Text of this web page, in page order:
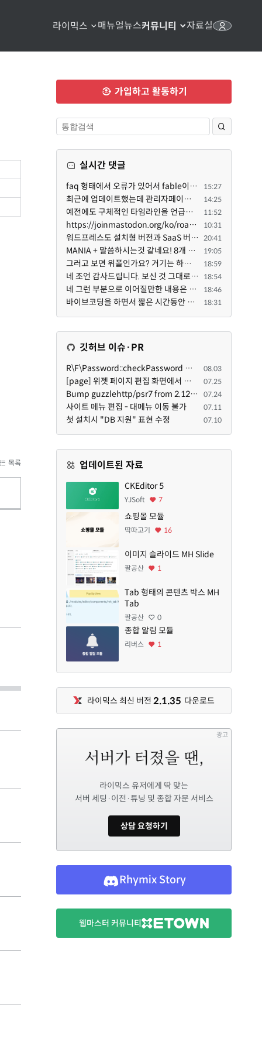
라이믹스 매뉴얼뉴스커뮤니티 자료실
목록
가입하고 활동하기
실시간 댓글
faq 형태에서 오류가 있어서 fable이 수정해 주었습니다. 참고하세요. 증상 FAQ형 목록에서 항목을 펼치면 ... 15:27
최근에 업데이트했는데 관리자페이지가 많이 달라졌네요 여기서 모듈 설치하려고 하니 php 8.4.14버전이라 8... 14:25
예전에도 구체적인 타임라인을 언급했다가 지키지 못한 것에 죄송한 마음이 있다 보니 (코어 개발/운영 자체... 11:52
https://joinmastodon.org/ko/roadmap 로드맵 이야기가 나온김에 적자면 공홈에 대략적인 로드맵이 공개되어... 10:31
워드프레스도 설치형 버전과 SaaS 버전(워드프레스닷컴)은 다른 점이 많습니다. SaaS로 제공한다면 GPL 라이... 20:41
MANIA + 말씀하시는것 같네요! 8개 정도의 커뮤니티가 저 MANIA+ 기반으로 구축된거로 알고 있습니다. SaaS ... 19:05
그러고 보면 위폴인가요? 거기는 하단바를 보니까 커뮤니티 빌딩 SaaS 솔루션을 사용하고 있는거 같더라고요... 18:59
네 조언 감사드립니다. 보신 것 그대로 틀린 말씀은 아닙니다. 다만, 배포한 것에 대해 흥미가 떨어져서 뒷... 18:54
네 그런 부분으로 이어질만한 내용은 삭제 하였습니다. 불편을 드려 죄송합니다. 저희는 비즈니스 완성할 수... 18:46
바이브코딩을 하면서 짧은 시간동안 많은 자료들을 문어발식 확장하면서 이미 배포한것에대한 흥미가 떨어지... 18:31
깃허브 이슈·PR
R\F\Password::checkPassword 함수 해시 알고리즘을 암시적으로 호출하는 경우 Argon2id 해시 비교 실패 08.03
[page] 위젯 페이지 편집 화면에서 위젯이 Context의 module_info를 덮어쓰면 저장이 ERR_ACT_IS_NOT_STANDALONE으로 실패 07.25
Bump guzzlehttp/psr7 from 2.12.1 to 2.12.3 in /common 07.24
사이트 메뉴 편집 - 대메뉴 이동 불가 07.11
첫 설치시 "DB 지원" 표현 수정 07.10
업데이트된 자료
CKEditor 5
YJSoft 7
쇼핑몰 모듈
딱따고기 16
이미지 슬라이드 MH Slide
팔공산 1
Tab 형태의 콘텐츠 박스 MH
Tab
팔공산 0
종합 알림 모듈
리버스 1
라이믹스 최신 버전 2.1.35 다운로드
광고
라이믹스 유저에게 딱 맞는
서버 세팅·이전·튜닝 및 종합 자문 서비스
상담 요청하기
Rhymix Story
웹마스터 커뮤니티